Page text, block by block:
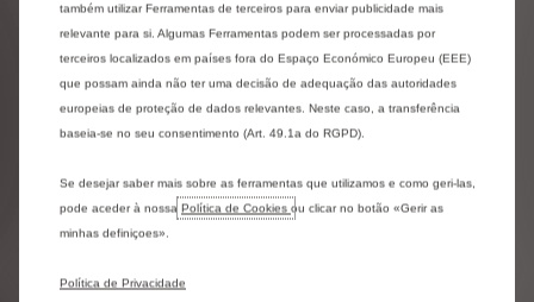
Por 390 €/mês (acresce
IVA)
48 meses / 80.000 km
Substituição, Assistência em
Por 495 €/mês (acresce
IVA)
também utilizar Ferramentas de terceiros para enviar publicidade mais
relevante para si. Algumas Ferramentas podem ser processadas por
terceiros localizados em países fora do Espaço Económico Europeu (EEE)
que possam ainda não ter uma decisão de adequação das autoridades
europeias de proteção de dados relevantes. Neste caso, a transferência
baseia-se no seu consentimento (Art. 49.1a do RGPD).
Se desejar saber mais sobre as ferramentas que utilizamos e como geri-las,
pode aceder à nossa Política de Cookies ou clicar no botão «Gerir as
minhas definiçoes».
Política de Privacidade